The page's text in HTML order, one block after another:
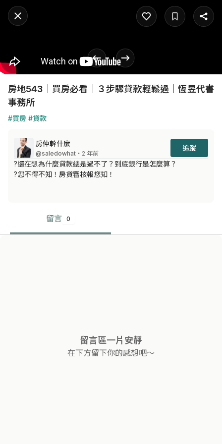
房地543｜買房必看｜３步驟貸款輕鬆過｜恆昱代書
事務所
#買房 #貸款
房仲幹什麼
@saledowhat ・2 年前
追蹤
?還在想為什麼貸款總是過不了？到底銀行是怎麼算？
?您不得不知！房貸審核報您知！
留言 0
留言區一片安靜
在下方留下你的感想吧～